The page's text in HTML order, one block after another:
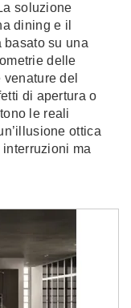
soluzione
dining e il
basato su una
delle
del
di apertura o
le reali
ottica
ma